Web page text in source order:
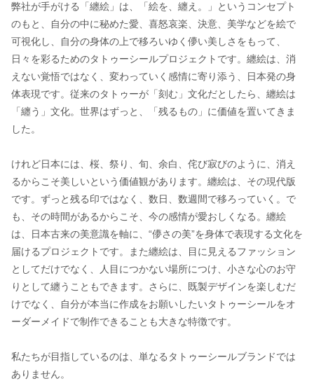
弊社が手がける「纏絵」は、「絵を、纏え。」というコンセプト
のもと、自分の中に秘めた愛、喜怒哀楽、決意、美学などを絵で
可視化し、自分の身体の上で移ろいゆく儚い美しさをもって、
日々を彩るためのタトゥーシールプロジェクトです。纏絵は、消
えない覚悟ではなく、変わっていく感情に寄り添う、日本発の身
体表現です。従来のタトゥーが「刻む」文化だとしたら、纏絵は
「纏う」文化。世界はずっと、「残るもの」に価値を置いてきま
した。
けれど日本には、桜、祭り、旬、余白、侘び寂びのように、消え
るからこそ美しいという価値観があります。纏絵は、その現代版
です。ずっと残る印ではなく、数日、数週間で移ろっていく。で
も、その時間があるからこそ、今の感情が愛おしくなる。纏絵
は、日本古来の美意識を軸に、“儚さの美”を身体で表現する文化を
届けるプロジェクトです。また纏絵は、目に見えるファッション
としてだけでなく、人目につかない場所につけ、小さな心のお守
りとして纏うこともできます。さらに、既製デザインを楽しむだ
けでなく、自分が本当に作成をお願いしたいタトゥーシールをオ
ーダーメイドで制作できることも大きな特徴です。
私たちが目指しているのは、単なるタトゥーシールブランドでは
ありません。